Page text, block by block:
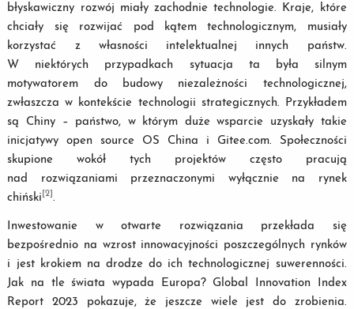
błyskawiczny rozwój miały zachodnie technologie. Kraje, które
chciały się rozwijać pod kątem technologicznym, musiały
korzystać z własności intelektualnej innych państw.
W niektórych przypadkach sytuacja ta była silnym
motywatorem do budowy niezależności technologicznej,
zwłaszcza w kontekście technologii strategicznych. Przykładem
są Chiny – państwo, w którym duże wsparcie uzyskały takie
inicjatywy open source OS China i Gitee.com. Społeczności
skupione wokół tych projektów często pracują
nad rozwiązaniami przeznaczonymi wyłącznie na rynek
chiński [2] .
Inwestowanie w otwarte rozwiązania przekłada się
bezpośrednio na wzrost innowacyjności poszczególnych rynków
i jest krokiem na drodze do ich technologicznej suwerenności.
Jak na tle świata wypada Europa? Global Innovation Index
Report 2023 pokazuje, że jeszcze wiele jest do zrobienia.